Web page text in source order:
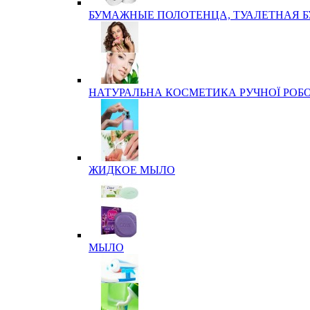
БУМАЖНЫЕ ПОЛОТЕНЦА, ТУАЛЕТНАЯ
НАТУРАЛЬНА КОСМЕТИКА РУЧНОЇ
ЖИДКОЕ МЫЛО
МЫЛО